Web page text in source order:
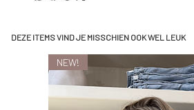
DEZE ITEMS VIND JE MISSCHIEN OOK WEL LEUK
NEW!